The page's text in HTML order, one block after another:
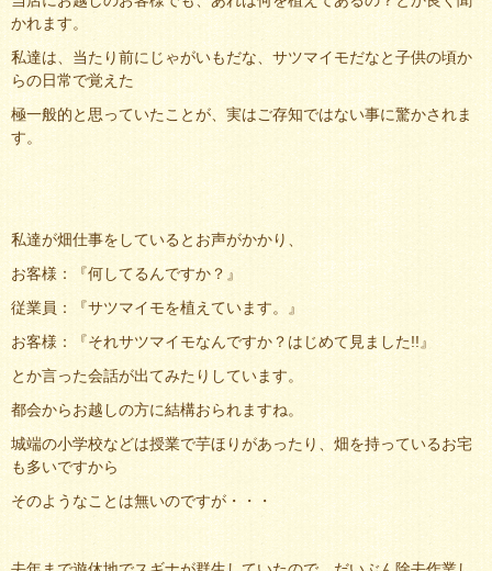
かれます。
私達は、当たり前にじゃがいもだな、サツマイモだなと子供の頃か
らの日常で覚えた
極一般的と思っていたことが、実はご存知ではない事に驚かされま
す。
私達が畑仕事をしているとお声がかかり、
お客様：『何してるんですか？』
従業員：『サツマイモを植えています。』
お客様：『それサツマイモなんですか？はじめて見ました!!』
とか言った会話が出てみたりしています。
都会からお越しの方に結構おられますね。
城端の小学校などは授業で芋ほりがあったり、畑を持っているお宅
も多いですから
そのようなことは無いのですが・・・